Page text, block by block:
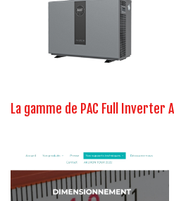
La gamme de PAC Full Inverter